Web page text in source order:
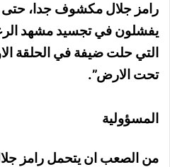
رامز جلال مكشوف جدا، حتى
يفشلون في تجسيد مشهد
التي حلت ضيفة في الحلقة
تحت الارض”.
المسؤولية
من الصعب ان يتحمل رامز